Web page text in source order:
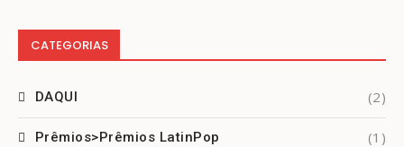
CATEGORIAS
DAQUI (2)
Prêmios>Prêmios LatinPop (1)